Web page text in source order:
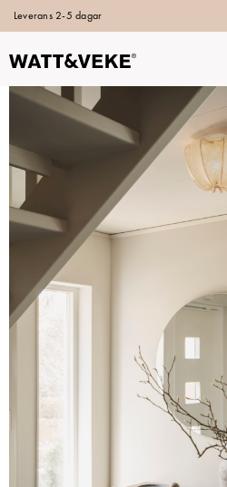
Leverans 2-5 dagar